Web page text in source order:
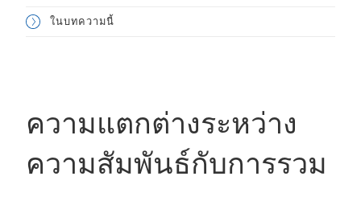
ในบทความนี้
ความแตกต่างระหว่าง
ความสัมพันธ์กับการรวม